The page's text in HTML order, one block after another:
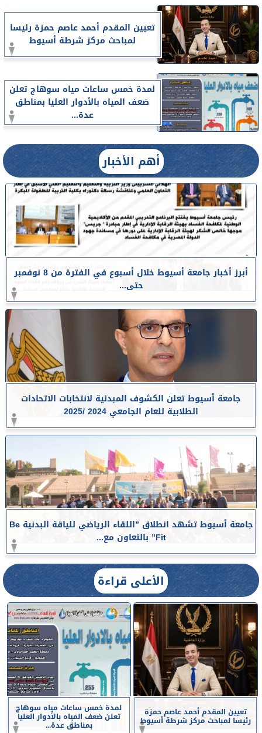
تعيين المقدم أحمد عاصم حمزة رئيسا
لمباحث مركز شرطة أسيوط
لمدة خمس ساعات مياه سوهاج تعلن
ضعف المياه بالأدوار العليا بمناطق
عدة...
أهم الأخبار
أبرز أخبار جامعة أسيوط خلال أسبوع في الفترة من 8 نوفمبر
حتى...
جامعة أسيوط تعلن الكشوف المبدئية لانتخابات الاتحادات
الطلابية للعام الجامعي 2024 /2025
جامعة أسيوط تشهد انطلاق ”اللقاء الرياضي للياقة البدنية Be
Fit” بالتعاون مع...
الأعلى قراءة
تعيين المقدم أحمد عاصم حمزة
رئيسا لمباحث مركز شرطة أسيوط
لمدة خمس ساعات مياه سوهاج
تعلن ضعف المياه بالأدوار العليا
بمناطق عدة...